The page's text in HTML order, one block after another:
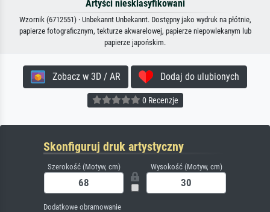
Artyści niesklasyfikowani
Wzornik (6712551) · Unbekannt Unbekannt. Dostępny jako wydruk na płótnie,
papierze fotograficznym, tekturze akwarelowej, papierze niepowlekanym lub
papierze japońskim.
Zobacz w 3D / AR Dodaj do ulubionych
0 Recenzje
Skonfiguruj druk artystyczny
Szerokość (Motyw, cm) Wysokość (Motyw, cm)
Dodatkowe obramowanie